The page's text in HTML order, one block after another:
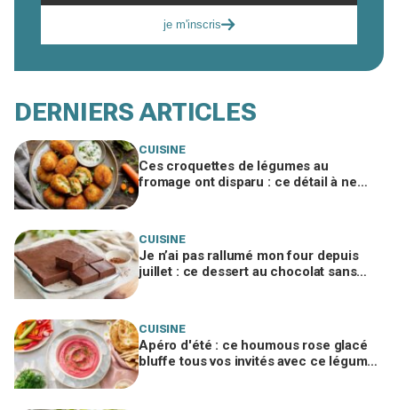
je m'inscris
DERNIERS ARTICLES
CUISINE
Ces croquettes de légumes au
fromage ont disparu : ce détail à ne
CUISINE
Je n’ai pas rallumé mon four depuis
juillet : ce dessert au chocolat sans
CUISINE
Apéro d'été : ce houmous rose glacé
bluffe tous vos invités avec ce légume